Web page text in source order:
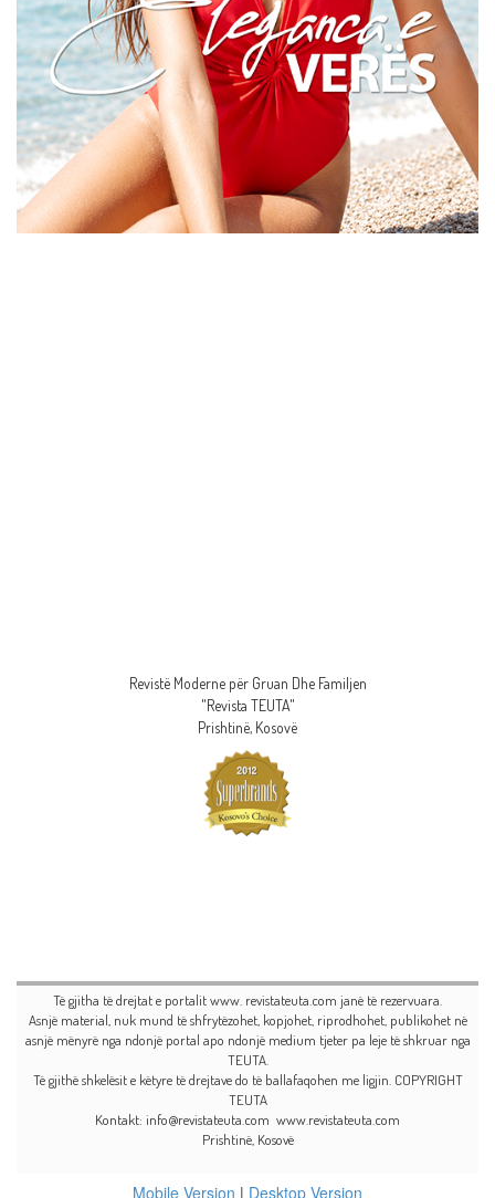
Revistë Moderne për Gruan Dhe Familjen
"Revista TEUTA"
Prishtinë, Kosovë
Të gjitha të drejtat e portalit www. revistateuta.com janë të rezervuara.
Asnjë material, nuk mund të shfrytëzohet, kopjohet, riprodhohet, publikohet në
asnjë mënyrë nga ndonjë portal apo ndonjë medium tjeter pa leje të shkruar nga
TEUTA.
Të gjithë shkelësit e këtyre të drejtave do të ballafaqohen me ligjin. COPYRIGHT
TEUTA
Kontakt: info@revistateuta.com www.revistateuta.com
Prishtinë, Kosovë
Mobile Version | Desktop Version